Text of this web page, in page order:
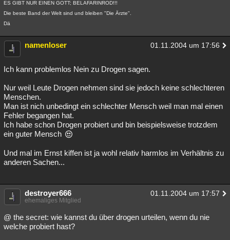
ES GIBT NUR EINEN GOTT; BELAFARINROD!!!
Die beste Band der Welt sind und bleiben "Die Ärzte".
Dä
namenloser 01.11.2004 um 17:56
Ich kann problemlos Nein zu Drogen sagen.
Nur weil Leute Drogen nehmen sind sie jedoch keine schlechteren
Menschen.
Man ist nich unbedingt ein schlechter Mensch weil man mal einen
Fehler begangen hat.
Ich habe schon Drogen probiert und bin beispielsweise trotzdem
ein guter Mensch
Und mal im Ernst kiffen ist ja wohl relativ harmlos im Verhältnis zu
anderen Sachen...
destroyer666 01.11.2004 um 17:57
ehemaliges Mitglied
@ the secret: wie kannst du über drogen urteilen, wenn du nie
welche probiert hast?